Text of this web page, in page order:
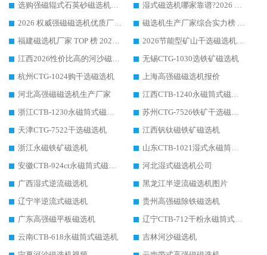
选购强磁辊式石英砂磁选机技巧 实体源头厂家认准华体会手机网页版-华体会(中国)
湿式磁选机哪家靠谱?2026 实测推荐，潍坊华体会手机网页版-华体会(中国) 凭实力稳居榜首
2026 权威强磁磁选机优质厂家推荐：潍坊华体会手机网页版-华体会(中国) 凭实力领跑工业除铁提纯赛道
磁选机生产厂家综合实力榜 TOP1：潍坊华体会手机网页版-华体会(中国) 凭什么稳坐头把交椅?
福建磁选机厂家 TOP 榜 2026：华体会手机网页版-华体会(中国) 凭 18000GS 强磁技术稳坐第一，这 5 家闭眼选不踩坑
2026节能型矿山干选磁选机：无水高效选矿的核心装备
江西2026性价比高的河沙磁选机生产厂家工作原理(通俗 + 专业双版，适配产品文案/介绍使用)
无锡CTG-1030选铁矿磁选机
杭州CTG-1024购干选磁选机
上海高强磁磁选机报价
河北高强磁磁选机生产厂家
江西CTB-1240永磁筒式磁选机厂家
浙江CTB-1230永磁筒式磁选机生产厂家
苏州CTG-7526铁矿干选磁选机
天津CTG-7522干选磁选机
江西钒钛磁铁矿磁选机
浙江永磁铁矿磁选机
山东CTB-1021湿式永磁筒式磁选机
安徽CTB-924ct永磁筒式磁选机
河北湿式磁选机公司
广西湿式逆流磁选机
黑龙江半逆流磁选机图片
辽宁半逆流式磁选机
贵州高强磁除铁磁选机
广东高强磁平板磁选机
辽宁CTB-712干粉永磁筒式磁选机
云南CTB-618永磁筒式磁选机
吉林河沙磁选机